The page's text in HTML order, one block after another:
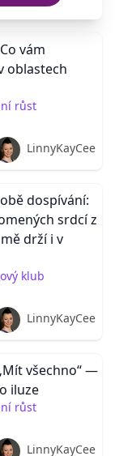
vám
oblastech
růst
LinnyKayCee
dospívání:
srdcí z
drží i v
klub
LinnyKayCee
všechno“ —
iluze
růst
LinnyKayCee